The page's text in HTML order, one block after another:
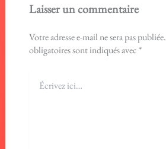
Laisser un commentaire
Votre adresse e-mail ne sera pas publiée.
obligatoires sont indiqués avec *
ici…